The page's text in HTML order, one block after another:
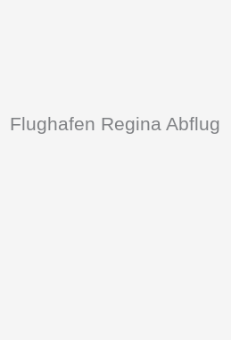
Flughafen Regina Abflug